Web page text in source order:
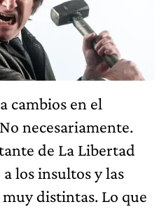
cambios en el
necesariamente.
de La Libertad
los insultos y las
muy distintas. Lo que